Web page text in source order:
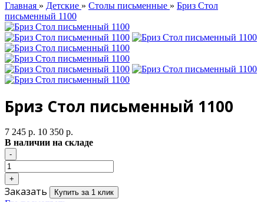
Главная » Детские » Столы письменные » Бриз Стол
письменный 1100
Бриз Стол письменный 1100
7 245 р. 10 350 р.
В наличии на складе
Заказать Купить за 1 клик